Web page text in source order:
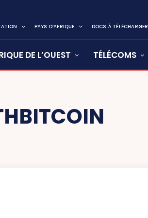
PAYS D’AFRIQUE DOCS À TÉLÉCHARGER
DE L’OUEST TÉLÉCOMS